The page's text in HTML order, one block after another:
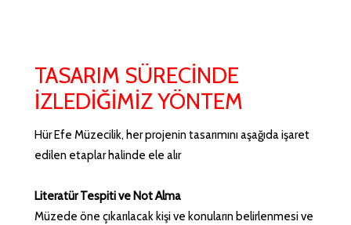
TASARIM SÜRECİNDE
İZLEDİĞİMİZ YÖNTEM
Hür Efe Müzecilik, her projenin tasarımını aşağıda işaret
edilen etaplar halinde ele alır
Literatür Tespiti ve Not Alma
Müzede öne çıkarılacak kişi ve konuların belirlenmesi ve